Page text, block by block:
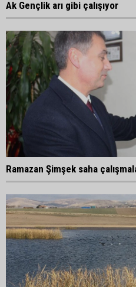
Ak Gençlik arı gibi çalışıyor
Ramazan Şimşek saha